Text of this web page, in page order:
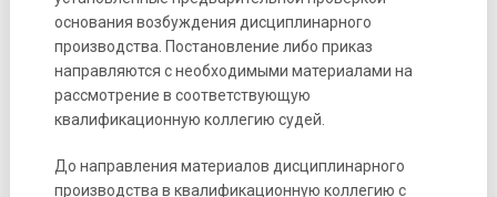
основания возбуждения дисциплинарного
производства. Постановление либо приказ
направляются с необходимыми материалами на
рассмотрение в соответствующую
квалификационную коллегию судей.
До направления материалов дисциплинарного
производства в квалификационную коллегию с